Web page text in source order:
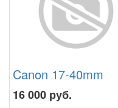
Canon 17-40mm
16 000 руб.